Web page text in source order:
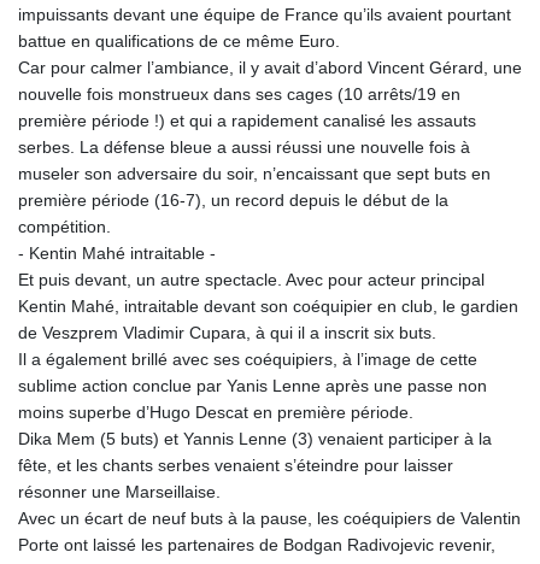
impuissants devant une équipe de France qu’ils avaient pourtant
battue en qualifications de ce même Euro.
Car pour calmer l’ambiance, il y avait d’abord Vincent Gérard, une
nouvelle fois monstrueux dans ses cages (10 arrêts/19 en
première période !) et qui a rapidement canalisé les assauts
serbes. La défense bleue a aussi réussi une nouvelle fois à
museler son adversaire du soir, n’encaissant que sept buts en
première période (16-7), un record depuis le début de la
compétition.
- Kentin Mahé intraitable -
Et puis devant, un autre spectacle. Avec pour acteur principal
Kentin Mahé, intraitable devant son coéquipier en club, le gardien
de Veszprem Vladimir Cupara, à qui il a inscrit six buts.
Il a également brillé avec ses coéquipiers, à l’image de cette
sublime action conclue par Yanis Lenne après une passe non
moins superbe d’Hugo Descat en première période.
Dika Mem (5 buts) et Yannis Lenne (3) venaient participer à la
fête, et les chants serbes venaient s’éteindre pour laisser
résonner une Marseillaise.
Avec un écart de neuf buts à la pause, les coéquipiers de Valentin
Porte ont laissé les partenaires de Bodgan Radivojevic revenir,